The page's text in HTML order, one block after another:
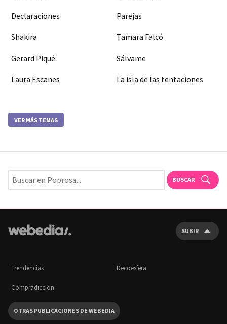
Declaraciones Parejas
Shakira Tamara Falcó
Gerard Piqué Sálvame
Laura Escanes La isla de las tentaciones
VER MÁS TEMAS
BUSCAR
SUBIR
Trendencias Decoesfera
Compradiccion
OTRAS PUBLICACIONES DE WEBEDIA